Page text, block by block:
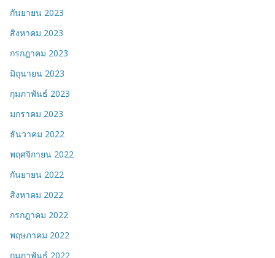
กันยายน 2023
สิงหาคม 2023
กรกฎาคม 2023
มิถุนายน 2023
กุมภาพันธ์ 2023
มกราคม 2023
ธันวาคม 2022
พฤศจิกายน 2022
กันยายน 2022
สิงหาคม 2022
กรกฎาคม 2022
พฤษภาคม 2022
กุมภาพันธ์ 2022